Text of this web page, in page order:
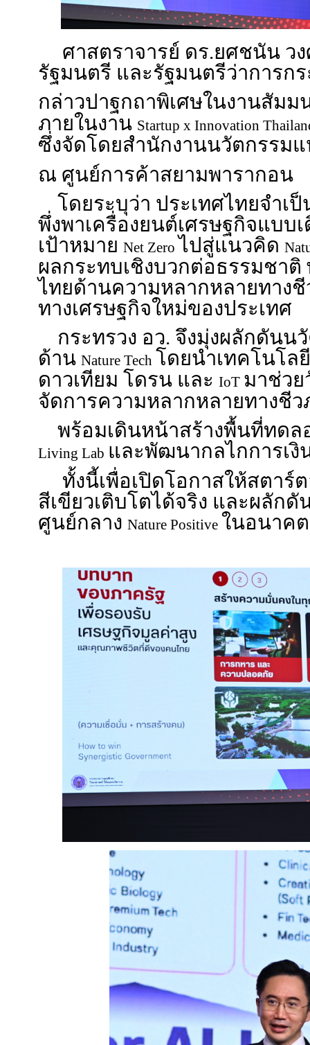
ศาสตราจารย์ ดร.ยศชนัน ว
รัฐมนตรี และรัฐมนตรีว่าการกร
กล่าวปาฐกถาพิเศษในงานสัมม
ภายในงาน Startup x Innovation
ซึ่งจัดโดยสำนักงานนวัตกรรม
ณ ศูนย์การค้าสยามพารากอน
โดยระบุว่า ประเทศไทยจำเ
พึ่งพาเครื่องยนต์เศรษฐกิจแบบ
เป้าหมาย Net Zero ไปสู่แนวคิด
ผลกระทบเชิงบวกต่อธรรมชา
ไทยด้านความหลากหลายทาง
ทางเศรษฐกิจใหม่ของประเทศ
กระทรวง อว. จึงมุ่งผลักดัน
ด้าน Nature Tech โดยนำเทคโนโล
ดาวเทียม โดรน และ IoT มาช่วย
จัดการความหลากหลายทางชีว
พร้อมเดินหน้าสร้างพื้นที่ทดล
Living Lab และพัฒนากลไกการเ
ทั้งนี้เพื่อเปิดโอกาสให้สตาร์
สีเขียวเติบโตได้จริง และผลักดั
ศูนย์กลาง Nature Positive ในอนาคต